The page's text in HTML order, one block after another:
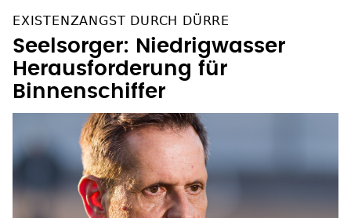
EXISTENZANGST DURCH DÜRRE
Seelsorger: Niedrigwasser
Herausforderung für
Binnenschiffer